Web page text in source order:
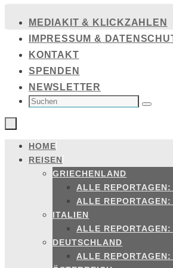
Inhalt
springen
MEDIAKIT & KLICKZAHLEN
IMPRESSUM &
KONTAKT
SPENDEN
NEWSLETTER
SUCHEN
NACH: Suchen
Zum
Inhalt
springen
HOME
REISEN
GRIECHENLAND
ALLE
ALLE REPORTAGEN:
ITALIEN
ALLE
DEUTSCHLAND
ALLE